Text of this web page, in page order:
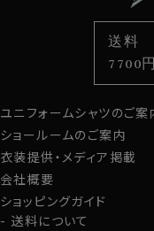
さらに一番上にボタン
衿高をやや高くするこ
きく出るよう、また衿
ノーネクタイ専用のや
ながら、非常にエレガン
ノーネクタイのビジカ
テレワークスタイルに
う。
WEBミーティングの画
色から選ぶ
スタイルから選ぶ
定番シャツ
財布・名刺入れ
グローブ
ユニフォームシャツのご案
ショールームのご案内
衣装提供・メディア掲載
会社概要
ショッピングガイド
送料について
送料
7700